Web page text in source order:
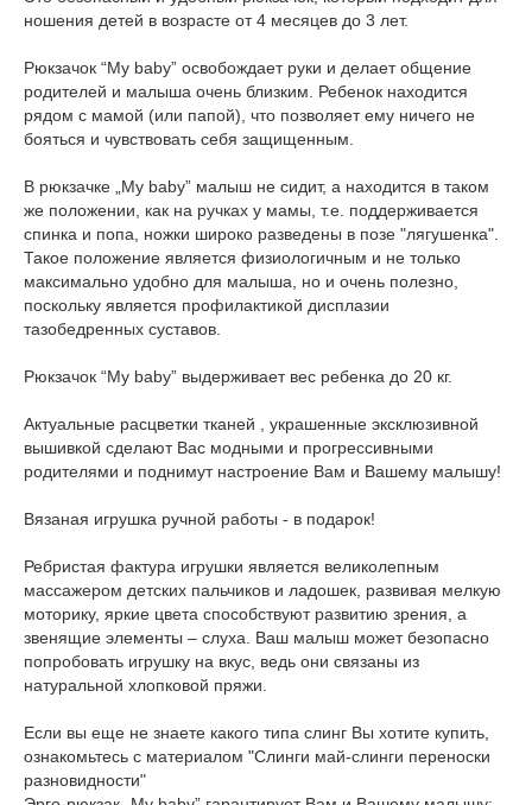
ношения детей в возрасте от 4 месяцев до 3 лет.
Рюкзачок “My baby” освобождает руки и делает общение
родителей и малыша очень близким. Ребенок находится
рядом с мамой (или папой), что позволяет ему ничего не
бояться и чувствовать себя защищенным.
В рюкзачке „My baby” малыш не сидит, а находится в таком
же положении, как на ручках у мамы, т.е. поддерживается
спинка и попа, ножки широко разведены в позе "лягушенка".
Такое положение является физиологичным и не только
максимально удобно для малыша, но и очень полезно,
поскольку является профилактикой дисплазии
тазобедренных суставов.
Рюкзачок “My baby” выдерживает вес ребенка до 20 кг.
Актуальные расцветки тканей , украшенные эксклюзивной
вышивкой сделают Вас модными и прогрессивными
родителями и поднимут настроение Вам и Вашему малышу!
Вязаная игрушка ручной работы - в подарок!
Ребристая фактура игрушки является великолепным
массажером детских пальчиков и ладошек, развивая мелкую
моторику, яркие цвета способствуют развитию зрения, а
звенящие элементы – слуха. Ваш малыш может безопасно
попробовать игрушку на вкус, ведь они связаны из
натуральной хлопковой пряжи.
Если вы еще не знаете какого типа слинг Вы хотите купить,
ознакомьтесь с материалом "Слинги май-слинги переноски
разновидности"